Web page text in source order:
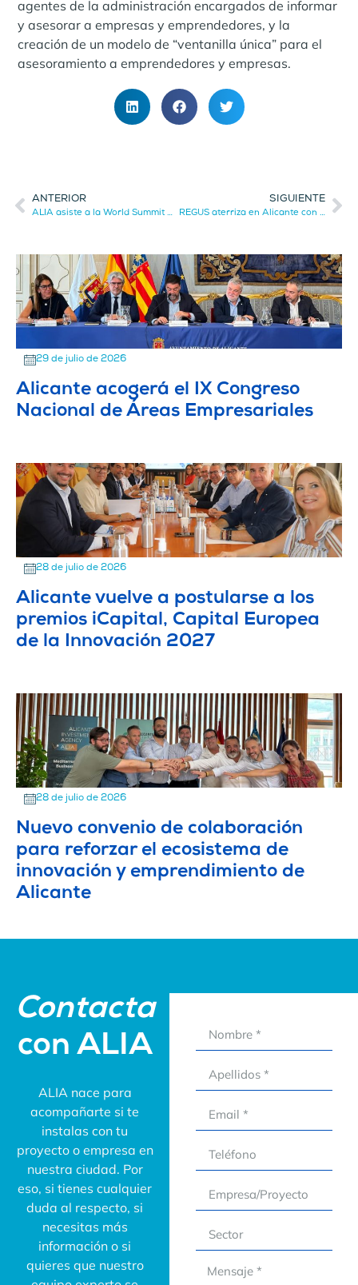
agentes de la administración encargados de informar
y asesorar a empresas y emprendedores, y la
creación de un modelo de “ventanilla única” para el
asesoramiento a emprendedores y empresas.
ANTERIOR
ALIA asiste a la World Summit AI de Amsterdam para captar nuevas inversiones
SIGUIENTE
REGUS aterriza en Alicante con un proyecto de apertura de tres nuevos centros
29 de julio de 2026
Alicante acogerá el IX Congreso
Nacional de Áreas Empresariales
28 de julio de 2026
Alicante vuelve a postularse a los
premios iCapital, Capital Europea
de la Innovación 2027
28 de julio de 2026
Nuevo convenio de colaboración
para reforzar el ecosistema de
innovación y emprendimiento de
Alicante
Contacta
con ALIA
ALIA nace para
acompañarte si te
instalas con tu
proyecto o empresa en
nuestra ciudad. Por
eso, si tienes cualquier
duda al respecto, si
necesitas más
información o si
quieres que nuestro